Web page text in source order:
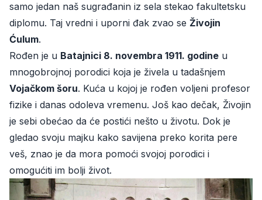
samo jedan naš sugrađanin iz sela stekao fakultetsku
diplomu. Taj vredni i uporni đak zvao se Živojin
Ćulum.
Rođen je u Batajnici 8. novembra 1911. godine u
mnogobrojnoj porodici koja je živela u tadašnjem
Vojačkom šoru. Kuća u kojoj je rođen voljeni profesor
fizike i danas odoleva vremenu. Još kao dečak, Živojin
je sebi obećao da će postići nešto u životu. Dok je
gledao svoju majku kako savijena preko korita pere
veš, znao je da mora pomoći svojoj porodici i
omogućiti im bolji život.